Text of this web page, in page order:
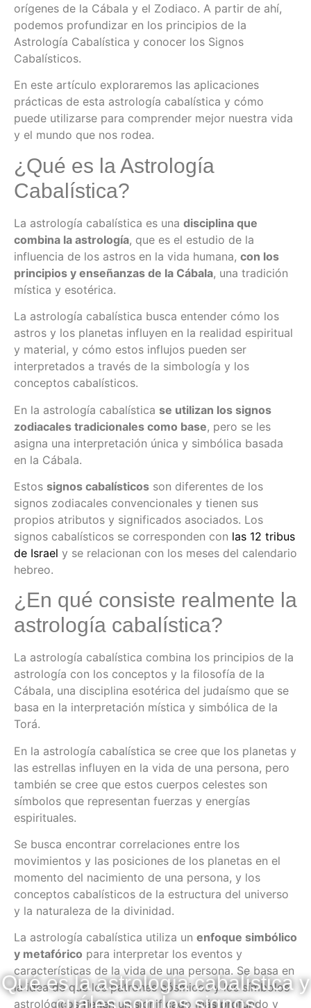
Qué es la astrología cabalística y
orígenes de la Cábala y el Zodiaco. A partir de ahí,
podemos profundizar en los principios de la
Astrología Cabalística y conocer los Signos
Cabalísticos.
En este artículo exploraremos las aplicaciones
prácticas de esta astrología cabalística y cómo
puede utilizarse para comprender mejor nuestra vida
y el mundo que nos rodea.
¿Qué es la Astrología
Cabalística?
La astrología cabalística es una disciplina que
combina la astrología, que es el estudio de la
influencia de los astros en la vida humana, con los
principios y enseñanzas de la Cábala, una tradición
mística y esotérica.
La astrología cabalística busca entender cómo los
astros y los planetas influyen en la realidad espiritual
y material, y cómo estos influjos pueden ser
interpretados a través de la simbología y los
conceptos cabalísticos.
En la astrología cabalística se utilizan los signos
zodiacales tradicionales como base, pero se les
asigna una interpretación única y simbólica basada
en la Cábala.
Estos signos cabalísticos son diferentes de los
signos zodiacales convencionales y tienen sus
propios atributos y significados asociados. Los
signos cabalísticos se corresponden con las 12 tribus
de Israel y se relacionan con los meses del calendario
hebreo.
¿En qué consiste realmente la
astrología cabalística?
La astrología cabalística combina los principios de la
astrología con los conceptos y la filosofía de la
Cábala, una disciplina esotérica del judaísmo que se
basa en la interpretación mística y simbólica de la
Torá.
En la astrología cabalística se cree que los planetas y
las estrellas influyen en la vida de una persona, pero
también se cree que estos cuerpos celestes son
símbolos que representan fuerzas y energías
espirituales.
Se busca encontrar correlaciones entre los
movimientos y las posiciones de los planetas en el
momento del nacimiento de una persona, y los
conceptos cabalísticos de la estructura del universo
y la naturaleza de la divinidad.
La astrología cabalística utiliza un enfoque simbólico
y metafórico para interpretar los eventos y
características de la vida de una persona. Se basa en
la idea de que los patrones cósmicos y los símbolos
astrológicos tienen un significado más profundo y